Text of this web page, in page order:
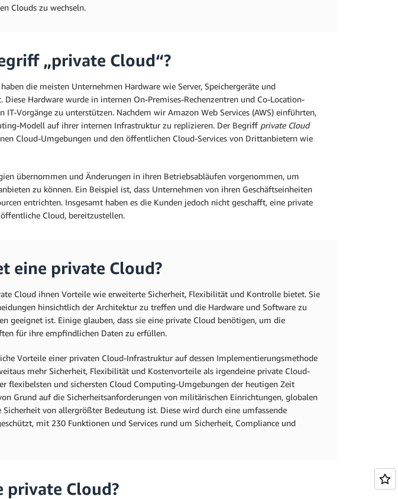
Clouds zu wechseln.
„private Cloud“?
die meisten Unternehmen Hardware wie Server, Speichergeräte und
Hardware wurde in internen On-Premises-Rechenzentren und Co-Location-
Vorgänge zu unterstützen. Nachdem wir Amazon Web Services (AWS) einführten,
Modell auf ihrer internen Infrastruktur zu replizieren. Der Begriff private Cloud
Cloud-Umgebungen und den öffentlichen Cloud-Services von Drittanbietern wie
übernommen und Änderungen in ihren Betriebsabläufen vorgenommen, um
zu können. Ein Beispiel ist, dass Unternehmen von ihren Geschäftseinheiten
entrichten. Insgesamt haben es die Kunden jedoch nicht geschafft, eine private
Cloud, bereitzustellen.
eine private Cloud?
Cloud ihnen Vorteile wie erweiterte Sicherheit, Flexibilität und Kontrolle bietet. Sie
hinsichtlich der Architektur zu treffen und die Hardware und Software zu
geeignet ist. Einige glauben, dass sie eine private Cloud benötigen, um die
für ihre empfindlichen Daten zu erfüllen.
Vorteile einer privaten Cloud-Infrastruktur auf dessen Implementierungsmethode
mehr Sicherheit, Flexibilität und Kostenvorteile als irgendeine private Cloud-
flexibelsten und sichersten Cloud Computing-Umgebungen der heutigen Zeit
Grund auf die Sicherheitsanforderungen von militärischen Einrichtungen, globalen
von allergrößter Bedeutung ist. Diese wird durch eine umfassende
mit 230 Funktionen und Services rund um Sicherheit, Compliance und
Cloud?